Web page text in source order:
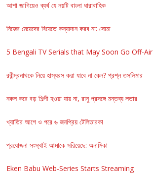
আশা জাগিয়েও ব্যর্থ যে নয়টি বাংলা ধারাবাহিক
নিজের মেয়েদের বিয়েতে কন্যাদান করব না: সোমা
5 Bengali TV Serials that May Soon Go Off-Air
রবীন্দ্রনাথকে নিয়ে হাস্যরস করা যাবে না কেন? প্রশ্ন তসলিমার
নকল করে বড় শিল্পী হওয়া যায় না, রানু প্রসঙ্গে মন্তব্য লতার
খ্যাতির আগে ও পরে ৬ জনপ্রিয় টেলিতারকা
প্রযোজনা সংস্থাই আমাকে সরিয়েছে: অনামিকা
Eken Babu Web-Series Starts Streaming